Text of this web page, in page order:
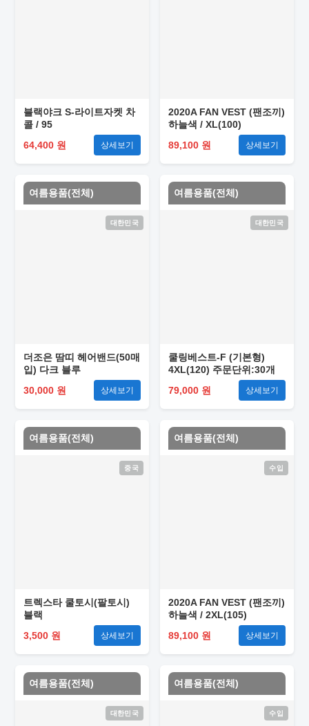
블랙야크 S-라이트자켓 차
콜 / 95
64,400 원
상세보기
2020A FAN VEST (팬조끼)
하늘색 / XL(100)
89,100 원
상세보기
여름용품(전체)
대한민국
더조은 땀띠 헤어밴드(50매
입) 다크 블루
30,000 원
상세보기
여름용품(전체)
대한민국
쿨링베스트-F (기본형)
4XL(120) 주문단위:30개
79,000 원
상세보기
여름용품(전체)
중국
트렉스타 쿨토시(팔토시)
블랙
3,500 원
상세보기
여름용품(전체)
수입
2020A FAN VEST (팬조끼)
하늘색 / 2XL(105)
89,100 원
상세보기
여름용품(전체)
대한민국
여름용품(전체)
수입